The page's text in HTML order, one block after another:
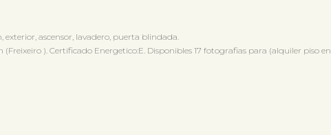
exterior, ascensor, lavadero, puerta blindada.
). Certificado Energetico:E. Disponibles 17 fotografias para (alquiler piso en